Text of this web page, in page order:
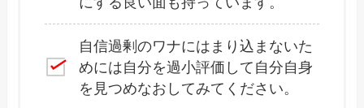
自信過剰のワナにはまり込まないた
めには自分を過小評価して自分自身
を見つめなおしてみてください。